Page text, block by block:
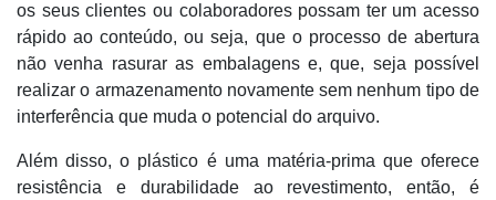
os seus clientes ou colaboradores possam ter um acesso
rápido ao conteúdo, ou seja, que o processo de abertura
não venha rasurar as embalagens e, que, seja possível
realizar o armazenamento novamente sem nenhum tipo de
interferência que muda o potencial do arquivo.
Além disso, o plástico é uma matéria-prima que oferece
resistência e durabilidade ao revestimento, então, é